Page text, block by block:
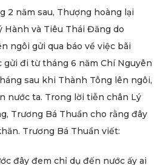
2 năm sau, Thượng hoàng lại
và Tiêu Thái Đăng do
ngôi gửi qua báo về việc bãi
gửi đi từ tháng 6 năm Chí Nguyên
sau khi Thành Tông lên ngôi,
nước ta. Trong lời tiễn chân Lý
Trương Bá Thuần cho rằng đây
Trương Bá Thuần viết:
đây đem chỉ dụ đến nước ấy ai